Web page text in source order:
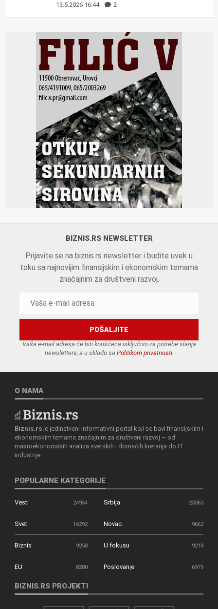
13.5.2026 16:44 2
BIZNIS.RS NEWSLETTER
Prijavite se na biznis.rs newsletter i budite uvek u
toku sa najnovijim finansijskim i ekonomskim temama
značajnim za društveni razvoj.
Vaša e-mail adresa će biti korišćena isključivo za potrebe slanja
newslettera, a u skladu sa Politikom privatnosti.
O NAMA
Biznis.rs je jedinstveni informativni portal koji se bavi finansijskim i
ekonomskim temama značajnim za društveni razvoj – od
makroekonomskih analiza svetskih i domaćih kretanja do IT
industrije.
POPULARNE KATEGORIJE
Vesti 24954 Srbija 23363
Svet 16292 Novac 9662
Biznis 9258 U fokusu 9218
EU 8280 Poslovanje 6979
BIZNIS.RS PROJEKTI